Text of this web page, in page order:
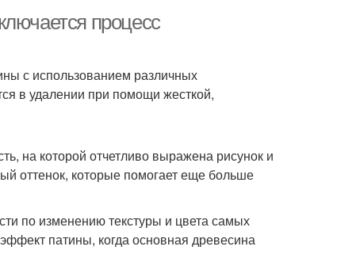
процесс
с использованием различных
в удалении при помощи жесткой,
на которой отчетливо выражена рисунок и
оттенок, которые помогает еще больше
по изменению текстуры и цвета самых
патины, когда основная древесина